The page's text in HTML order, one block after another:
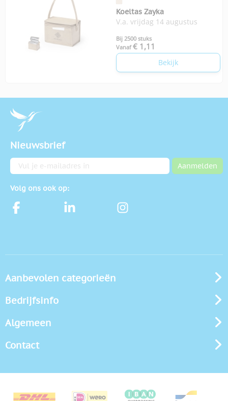
Koeltas Zayka
V.a. vrijdag 14 augustus
Bij 2500 stuks
Vanaf € 1,11
Bekijk
Nieuwsbrief
E-mailadres Aanmelden
Volg ons ook op:
Aanbevolen categorieën
Bedrijfsinfo
Algemeen
Contact